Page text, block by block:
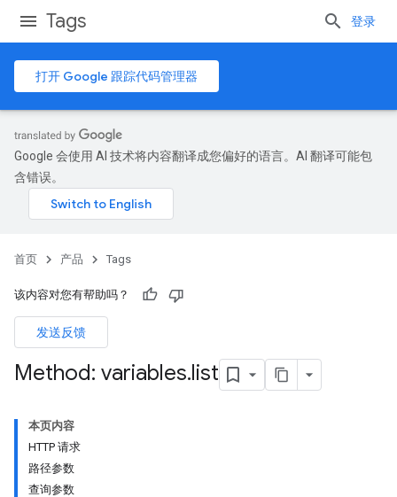
Tags 登录
打开 Google 跟踪代码管理器
Google 会使用 AI 技术将内容翻译成您偏好的语言。AI 翻译可能包
含错误。
首页 产品 Tags
该内容对您有帮助吗？
发送反馈
Method: variables.list
本页内容
HTTP 请求
路径参数
查询参数